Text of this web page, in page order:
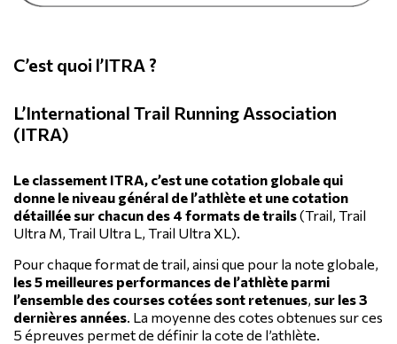
C’est quoi l’ITRA ?
L’International Trail Running Association
(ITRA)
Le classement ITRA, c’est une cotation globale qui
donne le niveau général de l’athlète et une cotation
détaillée sur chacun des 4 formats de trails(Trail, Trail
Ultra M, Trail Ultra L, Trail Ultra XL).
Pour chaque format de trail, ainsi que pour la note globale,
les 5 meilleures performances de l’athlète parmi
l’ensemble des courses cotées sont retenues, sur les 3
dernières années . La moyenne des cotes obtenues sur ces
5 épreuves permet de définir la cote de l’athlète.